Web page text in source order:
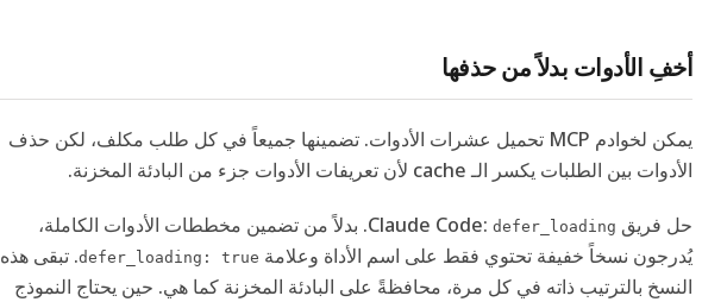
أخفِ الأدوات بدلاً من حذفها
يمكن لخوادم MCP تحميل عشرات الأدوات. تضمينها جميعاً في كل طلب مكلف، لكن حذف
الأدوات بين الطلبات يكسر الـ cache لأن تعريفات الأدوات جزء من البادئة المخزنة.
حل فريق Claude Code: defer_loading
. بدلاً من تضمين مخططات الأدوات الكاملة،
يُدرجون نسخاً خفيفة تحتوي فقط على اسم الأداة وعلامة defer_loading: true. تبقى هذه
النسخ بالترتيب ذاته في كل مرة، محافظةً على البادئة المخزنة كما هي. حين يحتاج النموذج